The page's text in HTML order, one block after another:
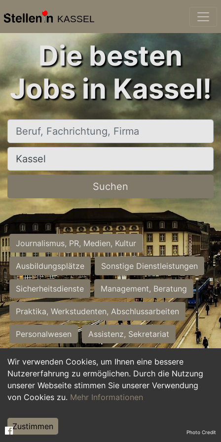
KASSEL
Wir verwenden Cookies, um Ihnen eine bessere
Nutzererfahrung zu ermöglichen. Durch die Nutzung
unserer Webseite stimmen Sie unserer Verwendung
von Cookies zu. Mehr Informationen
Zustimmen
Die besten
Jobs in Kassel!
Beruf, Fachrichtung, Firma
Ort, Stadt
Suchen
Journalismus, PR, Medien, Kultur
Ausbildungsplätze Sonstige Dienstleistungen
Sicherheitsdienste Management, Beratung
Praktika, Werkstudenten, Abschlussarbeiten
Personalwesen Assistenz, Sekretariat
Hilfskräfte, Aushilfs- und Nebenjobs
Einkauf, Logistik, Materialwirtschaft
Weiterbildung, Studium, duale Ausbildung
Tourismus
Photo Credit